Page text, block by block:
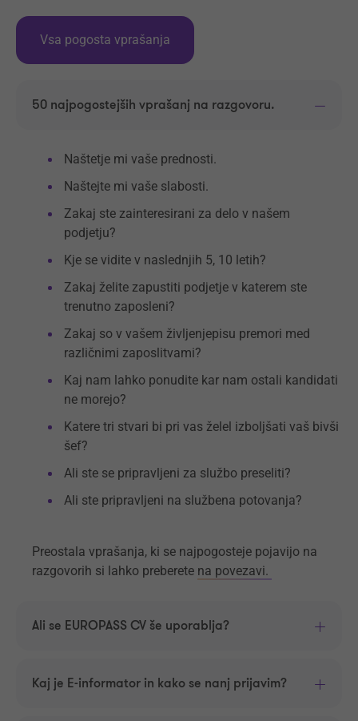
Vsa pogosta vprašanja
50 najpogostejših vprašanj na razgovoru.
Naštetje mi vaše prednosti.
Naštejte mi vaše slabosti.
Zakaj ste zainteresirani za delo v našem
podjetju?
Kje se vidite v naslednjih 5, 10 letih?
Zakaj želite zapustiti podjetje v katerem ste
trenutno zaposleni?
Zakaj so v vašem življenjepisu premori med
različnimi zaposlitvami?
Kaj nam lahko ponudite kar nam ostali kandidati
ne morejo?
Katere tri stvari bi pri vas želel izboljšati vaš bivši
šef?
Ali ste se pripravljeni za službo preseliti?
Ali ste pripravljeni na službena potovanja?
Preostala vprašanja, ki se najpogosteje pojavijo na
razgovorih si lahko preberete na povezavi.
Ali se EUROPASS CV še uporablja?
Kaj je E-informator in kako se nanj prijavim?